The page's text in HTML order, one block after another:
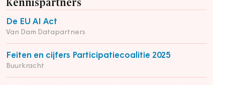
Kennispartners
De EU AI Act
Van Dam Datapartners
Feiten en cijfers Participatiecoalitie 2025
Buurkracht